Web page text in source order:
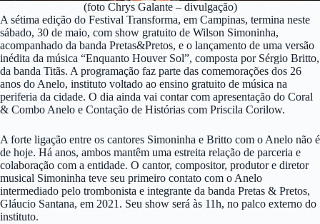
(foto Chrys Galante – divulgação)
A sétima edição do Festival Transforma, em Campinas, termina neste
sábado, 30 de maio, com show gratuito de Wilson Simoninha,
acompanhado da banda Pretas&Pretos, e o lançamento de uma versão
inédita da música “Enquanto Houver Sol”, composta por Sérgio Britto,
da banda Titãs. A programação faz parte das comemorações dos 26
anos do Anelo, instituto voltado ao ensino gratuito de música na
periferia da cidade. O dia ainda vai contar com apresentação do Coral
& Combo Anelo e Contação de Histórias com Priscila Corilow.
A forte ligação entre os cantores Simoninha e Britto com o Anelo não é
de hoje. Há anos, ambos mantêm uma estreita relação de parceria e
colaboração com a entidade. O cantor, compositor, produtor e diretor
musical Simoninha teve seu primeiro contato com o Anelo
intermediado pelo trombonista e integrante da banda Pretas & Pretos,
Gláucio Santana, em 2021. Seu show será às 11h, no palco externo do
instituto.